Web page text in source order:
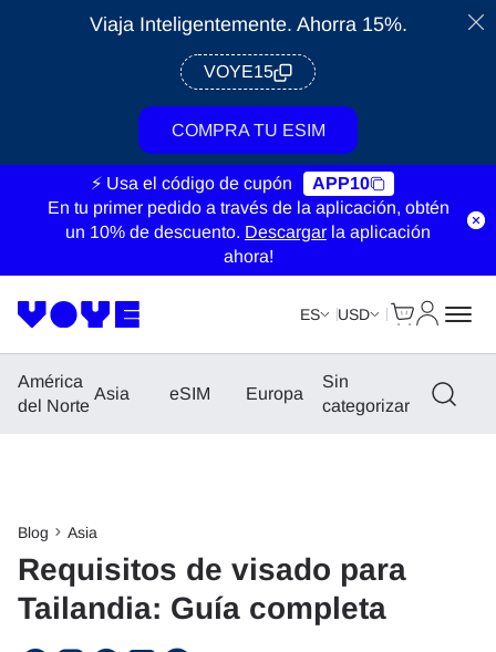
Viaja Inteligentemente. Ahorra 15%.
VOYE15
COMPRA TU ESIM
⚡ Usa el código de cupón
APP10
En tu primer pedido a través de la aplicación, obtén
un 10% de descuento. Descargar la aplicación
ahora!
ES USD
América
del Norte
Asia eSIM Europa
Sin
categorizar
Blog Asia
Requisitos de visado para
Tailandia: Guía completa